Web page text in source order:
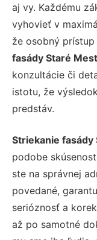
aj vy. Každému
vyhovieť v
že osobný
fasády Staré
konzultácie či
istotu, že
predstáv.
Striekanie fasády
podobe
ste na správnej
povedané,
serióznosť a
až po samotné